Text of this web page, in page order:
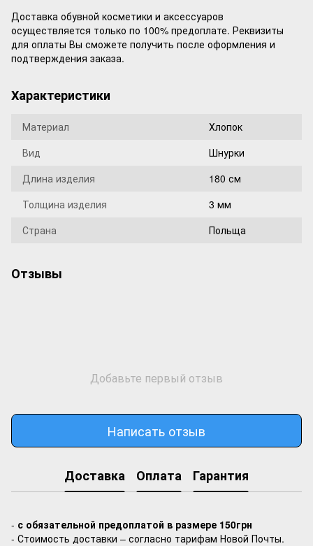
Доставка обувной косметики и аксессуаров
осуществляется только по 100% предоплате. Реквизиты
для оплаты Вы сможете получить после оформления и
подтверждения заказа.
Характеристики
Материал
Хлопок
Вид
Шнурки
Длина изделия
180 см
Толщина изделия
3 мм
Страна
Польща
Отзывы
Добавьте первый отзыв
Написать отзыв
Доставка Оплата Гарантия
- с обязательной предоплатой в размере 150грн
- Стоимость доставки – согласно тарифам Новой Почты.